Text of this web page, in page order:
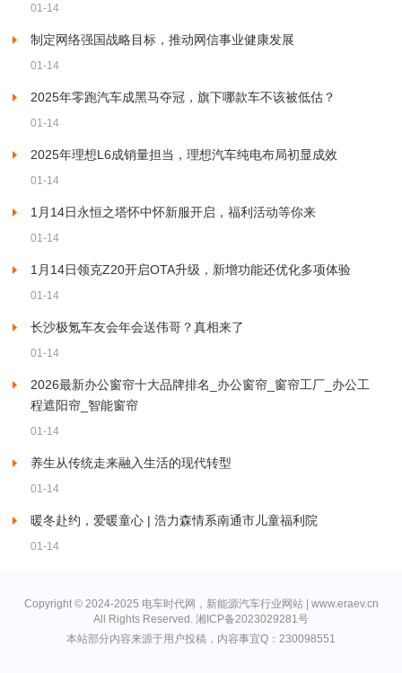
01-14
制定网络强国战略目标，推动网信事业健康发展
01-14
2025年零跑汽车成黑马夺冠，旗下哪款车不该被低估？
01-14
2025年理想L6成销量担当，理想汽车纯电布局初显成效
01-14
1月14日永恒之塔怀中怀新服开启，福利活动等你来
01-14
1月14日领克Z20开启OTA升级，新增功能还优化多项体验
01-14
长沙极氪车友会年会送伟哥？真相来了
01-14
2026最新办公窗帘十大品牌排名_办公窗帘_窗帘工厂_办公工
程遮阳帘_智能窗帘
01-14
养生从传统走来融入生活的现代转型
01-14
暖冬赴约，爱暖童心 | 浩力森情系南通市儿童福利院
01-14
Copyright © 2024-2025 电车时代网，新能源汽车行业网站 | www.eraev.cn
All Rights Reserved. 湘ICP备2023029281号
本站部分内容来源于用户投稿，内容事宜Q：230098551